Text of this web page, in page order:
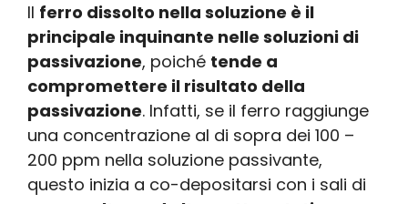
Il ferro dissolto nella soluzione è il
principale inquinante nelle soluzioni di
passivazione, poiché tende a
compromettere il risultato della
passivazione. Infatti, se il ferro raggiunge
una concentrazione al di sopra dei 100 –
200 ppm nella soluzione passivante,
questo inizia a co-depositarsi con i sali di